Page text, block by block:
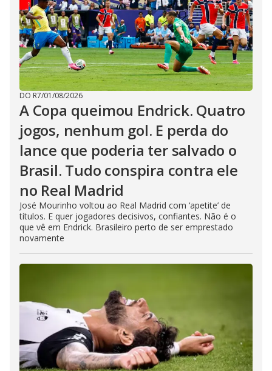
DO R7/01/08/2026
A Copa queimou Endrick. Quatro
jogos, nenhum gol. E perda do
lance que poderia ter salvado o
Brasil. Tudo conspira contra ele
no Real Madrid
José Mourinho voltou ao Real Madrid com ‘apetite’ de
títulos. E quer jogadores decisivos, confiantes. Não é o
que vê em Endrick. Brasileiro perto de ser emprestado
novamente